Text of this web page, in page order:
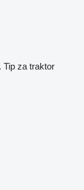
Tip za traktor